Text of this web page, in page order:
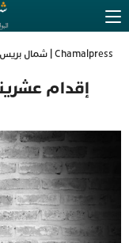
Chamalpress | شمال بريس
إقدام